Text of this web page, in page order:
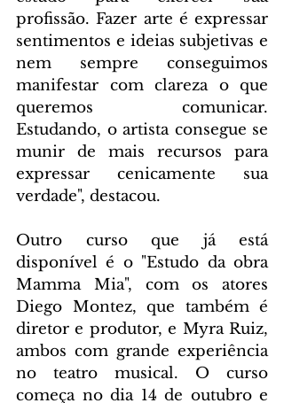
profissão. Fazer arte é expressar
sentimentos e ideias subjetivas e
nem sempre conseguimos
manifestar com clareza o que
queremos comunicar.
Estudando, o artista consegue se
munir de mais recursos para
expressar cenicamente sua
verdade", destacou.
Outro curso que já está
disponível é o "Estudo da obra
Mamma Mia", com os atores
Diego Montez, que também é
diretor e produtor, e Myra Ruiz,
ambos com grande experiência
no teatro musical. O curso
começa no dia 14 de outubro e